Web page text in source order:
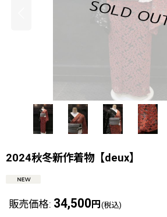
2024秋冬新作着物【deux】
販売価格: 34,500 円 (税込)